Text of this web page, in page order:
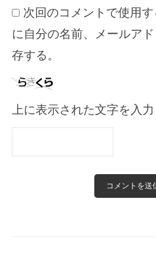
次回のコメントで使用
に自分の名前、メールア
存する。
上に表示された文字を入